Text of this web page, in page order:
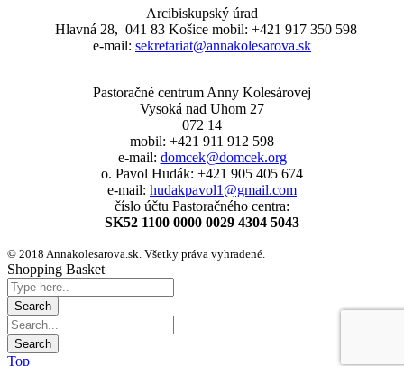
Arcibiskupský úrad
Hlavná 28, 041 83 Košice mobil: +421 917 350 598
e-mail: sekretariat@annakolesarova.sk
Pastoračné centrum Anny Kolesárovej
Vysoká nad Uhom 27
072 14
mobil: +421 911 912 598
e-mail: domcek@domcek.org
o. Pavol Hudák: +421 905 405 674
e-mail: hudakpavol1@gmail.com
číslo účtu Pastoračného centra:
SK52 1100 0000 0029 4304 5043
© 2018 Annakolesarova.sk. Všetky práva vyhradené.
Shopping Basket
Top